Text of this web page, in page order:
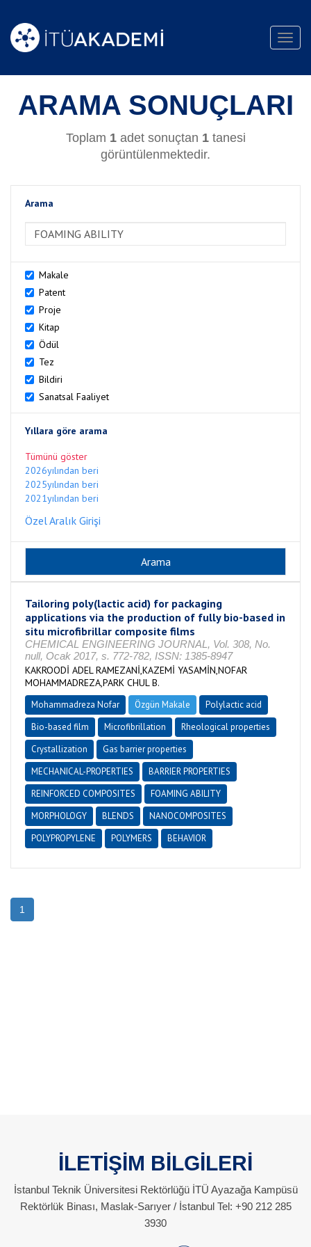
ARAMA SONUÇLARI
Toplam 1adet sonuçtan 1tanesi
görüntülenmektedir.
Arama
Makale
Patent
Proje
Kitap
Ödül
Tez
Bildiri
Sanatsal Faaliyet
Yıllara göre arama
Tümünü göster
2026yılından beri
2025yılından beri
2021yılından beri
Özel Aralık Girişi
Tailoring poly(lactic acid) for packaging
applications via the production of fully bio-based in
situ microfibrillar composite films
CHEMICAL ENGINEERING JOURNAL, Vol. 308, No.
null, Ocak 2017, s. 772-782, ISSN: 1385-8947
KAKROODİ ADEL RAMEZANİ,KAZEMİ YASAMİN,NOFAR
MOHAMMADREZA,PARK CHUL B.
Mohammadreza Nofar Özgün Makale
Polylactic acid
Bio-based film
Microfibrillation
Rheological properties
Crystallization
Gas barrier properties
MECHANICAL-PROPERTIES
BARRIER PROPERTIES
REINFORCED COMPOSITES
FOAMING ABILITY
MORPHOLOGY
BLENDS
NANOCOMPOSITES
POLYPROPYLENE
POLYMERS BEHAVIOR
1
İLETİŞİM BİLGİLERİ
İstanbul Teknik Üniversitesi Rektörlüğü İTÜ Ayazağa Kampüsü
Rektörlük Binası, Maslak-Sarıyer / İstanbul Tel: +90 212 285
3930